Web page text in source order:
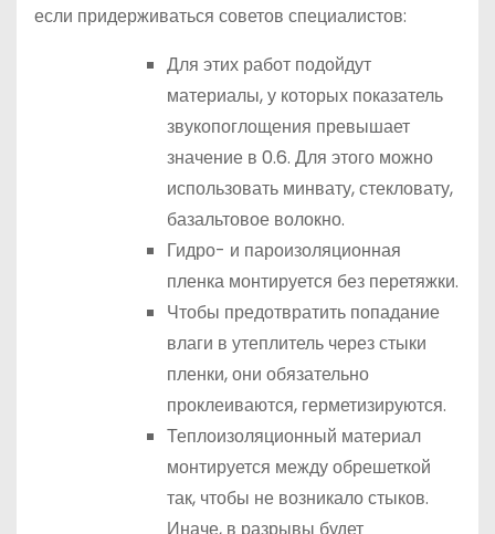
если придерживаться советов специалистов:
Для этих работ подойдут
материалы, у которых показатель
звукопоглощения превышает
значение в 0.6. Для этого можно
использовать минвату, стекловату,
базальтовое волокно.
Гидро- и пароизоляционная
пленка монтируется без перетяжки.
Чтобы предотвратить попадание
влаги в утеплитель через стыки
пленки, они обязательно
проклеиваются, герметизируются.
Теплоизоляционный материал
монтируется между обрешеткой
так, чтобы не возникало стыков.